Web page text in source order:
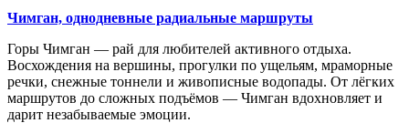
Чимган, однодневные радиальные маршруты
Горы Чимган — рай для любителей активного отдыха.
Восхождения на вершины, прогулки по ущельям, мраморные
речки, снежные тоннели и живописные водопады. От лёгких
маршрутов до сложных подъёмов — Чимган вдохновляет и
дарит незабываемые эмоции.